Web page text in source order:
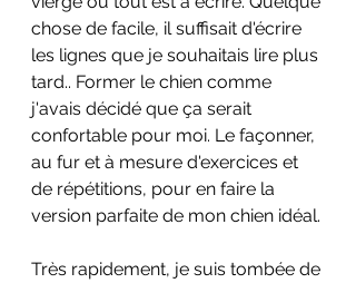
chose de facile, il suffisait d'écrire
les lignes que je souhaitais lire plus
tard.. Former le chien comme
j'avais décidé que ça serait
confortable pour moi. Le façonner,
au fur et à mesure d'exercices et
de répétitions, pour en faire la
version parfaite de mon chien idéal.
Très rapidement, je suis tombée de